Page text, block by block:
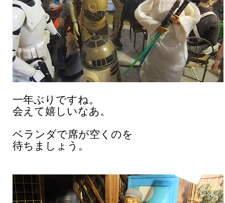
一年ぶりですね。
会えて嬉しいなあ。
ベランダで席が空くのを
待ちましょう。